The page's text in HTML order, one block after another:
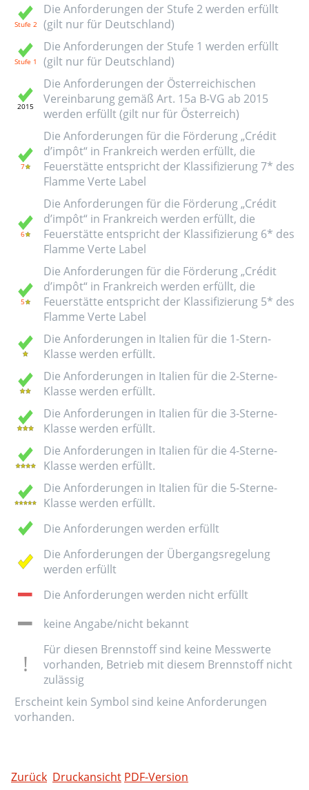
Die Anforderungen der Stufe 2 werden erfüllt
(gilt nur für Deutschland)
Die Anforderungen der Stufe 1 werden erfüllt
(gilt nur für Deutschland)
Die Anforderungen der Österreichischen
Vereinbarung gemäß Art. 15a B-VG ab 2015
werden erfüllt (gilt nur für Österreich)
Die Anforderungen für die Förderung „Crédit
d’impôt“ in Frankreich werden erfüllt, die
Feuerstätte entspricht der Klassifizierung 7* des
Flamme Verte Label
Die Anforderungen für die Förderung „Crédit
d’impôt“ in Frankreich werden erfüllt, die
Feuerstätte entspricht der Klassifizierung 6* des
Flamme Verte Label
Die Anforderungen für die Förderung „Crédit
d’impôt“ in Frankreich werden erfüllt, die
Feuerstätte entspricht der Klassifizierung 5* des
Flamme Verte Label
Die Anforderungen in Italien für die 1-Stern-
Klasse werden erfüllt.
Die Anforderungen in Italien für die 2-Sterne-
Klasse werden erfüllt.
Die Anforderungen in Italien für die 3-Sterne-
Klasse werden erfüllt.
Die Anforderungen in Italien für die 4-Sterne-
Klasse werden erfüllt.
Die Anforderungen in Italien für die 5-Sterne-
Klasse werden erfüllt.
Die Anforderungen werden erfüllt
Die Anforderungen der Übergangsregelung
werden erfüllt
Die Anforderungen werden nicht erfüllt
keine Angabe/nicht bekannt
Für diesen Brennstoff sind keine Messwerte
vorhanden, Betrieb mit diesem Brennstoff nicht
zulässig
Erscheint kein Symbol sind keine Anforderungen
vorhanden.
Zurück Druckansicht PDF-Version